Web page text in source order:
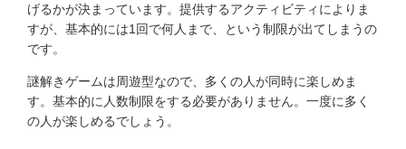
げるかが決まっています。提供するアクティビティによりま
すが、基本的には1回で何人まで、という制限が出てしまうの
です。
謎解きゲームは周遊型なので、多くの人が同時に楽しめま
す。基本的に人数制限をする必要がありません。一度に多く
の人が楽しめるでしょう。